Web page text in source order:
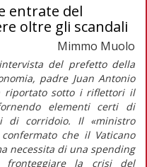
entrate del
oltre gli scandali
Mimmo Muolo
del prefetto della
padre Juan Antonio
riportato sotto i riflettori il
elementi certi di
di corridoio. Il «ministro
confermato che il Vaticano
necessita di una spending
fronteggiare la crisi del